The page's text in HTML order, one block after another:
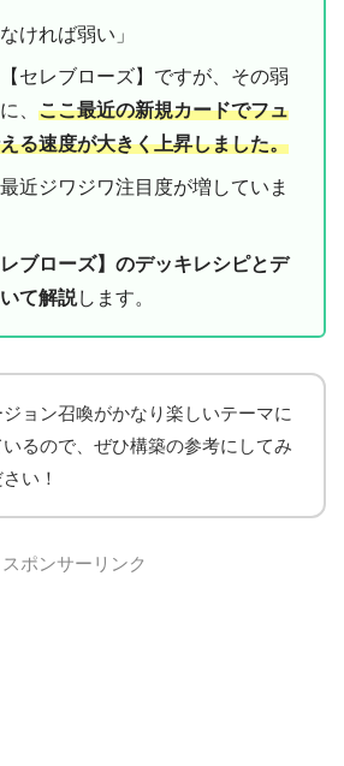
ければ弱い」
セレブローズ】ですが、その弱
、ここ最近の新規カードでフュ
る速度が大きく上昇しました。
近ジワジワ注目度が増していま
レブローズ】のデッキレシピとデ
て解説します。
ジョン召喚がかなり楽しいテーマに
いるので、ぜひ構築の参考にしてみ
い！
スポンサーリンク